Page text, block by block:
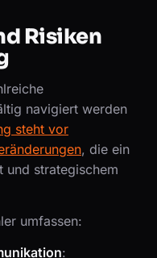
Risiken
navigiert werden
steht vor
, die ein
und strategischem
umfassen:
: